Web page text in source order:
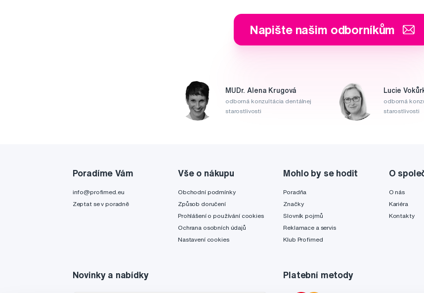
Napište našim odborníkům
MUDr. Alena Krugová
odborná konzultácia dentálnej
starostlivosti
Lucie
odborná
starostlivosti
Poradíme Vám
info@profimed.eu
Zeptat se v poradně
Vše o nákupu
Obchodní podmínky
Způsob doručení
Prohlášení o používání cookies
Ochrana osobních údajů
Nastavení cookies
Mohlo by se hodit
Poradňa
Značky
Slovník pojmů
Reklamace a servis
Klub Profimed
O
O nás
Kariéra
Kontakty
Novinky a nabídky Platební metody